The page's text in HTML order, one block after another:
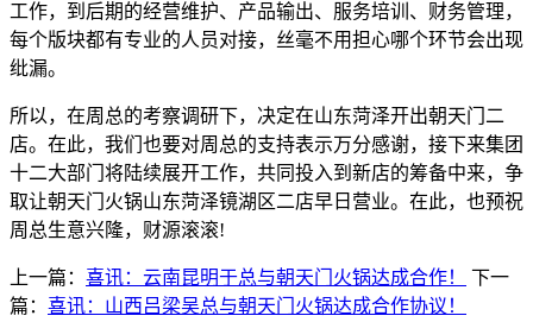
工作，到后期的经营维护、产品输出、服务培训、财务管理，
每个版块都有专业的人员对接，丝毫不用担心哪个环节会出现
纰漏。
所以，在周总的考察调研下，决定在山东菏泽开出朝天门二
店。在此，我们也要对周总的支持表示万分感谢，接下来集团
十二大部门将陆续展开工作，共同投入到新店的筹备中来，争
取让朝天门火锅山东菏泽镜湖区二店早日营业。在此，也预祝
周总生意兴隆，财源滚滚!
上一篇： 喜讯：云南昆明于总与朝天门火锅达成合作！
下一
篇： 喜讯：山西吕梁吴总与朝天门火锅达成合作协议！